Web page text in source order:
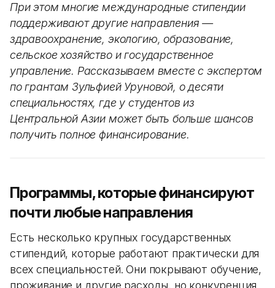
При этом многие международные стипендии
поддерживают другие направления —
здравоохранение, экологию, образование,
сельское хозяйство и государственное
управление. Рассказываем вместе с экспертом
по грантам Зульфией Уруновой, о десяти
специальностях, где у студентов из
Центральной Азии может быть больше шансов
получить полное финансирование.
Программы, которые финансируют
почти любые направления
Есть несколько крупных государственных
стипендий, которые работают практически для
всех специальностей. Они покрывают обучение,
проживание и другие расходы, но конкуренция